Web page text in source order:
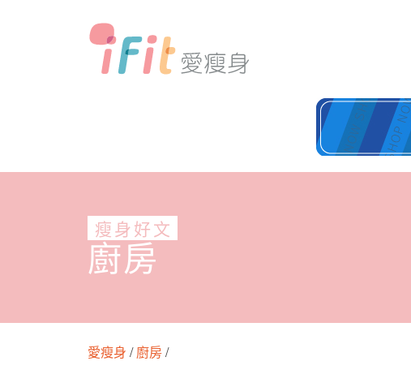
瘦身好文
廚房
愛瘦身 /廚房/